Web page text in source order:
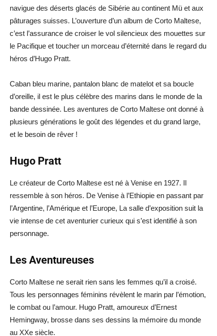
navigue des déserts glacés de Sibérie au continent Mü et aux
pâturages suisses. L’ouverture d’un album de Corto Maltese,
c’est l’assurance de croiser le vol silencieux des mouettes sur
le Pacifique et toucher un morceau d’éternité dans le regard du
héros d’Hugo Pratt.
Caban bleu marine, pantalon blanc de matelot et sa boucle
d’oreille, il est le plus célèbre des marins dans le monde de la
bande dessinée. Les aventures de Corto Maltese ont donné à
plusieurs générations le goût des légendes et du grand large,
et le besoin de rêver !
Hugo Pratt
Le créateur de Corto Maltese est né à Venise en 1927. Il
ressemble à son héros. De Venise à l’Ethiopie en passant par
l’Argentine, l’Amérique et l’Europe, La salle d’exposition suit la
vie intense de cet aventurier curieux qui s’est identifié à son
personnage.
Les Aventureuses
Corto Maltese ne serait rien sans les femmes qu’il a croisé.
Tous les personnages féminins révèlent le marin par l’émotion,
le combat ou l’amour. Hugo Pratt, amoureux d’Ernest
Hemingway, brosse dans ses dessins la mémoire du monde
au XXe siècle.